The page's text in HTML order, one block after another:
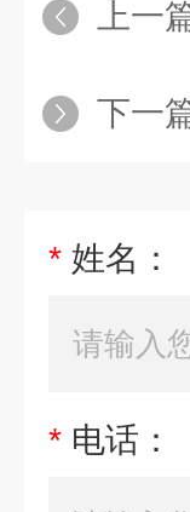
上一
下一
* 姓名：
* 电话：